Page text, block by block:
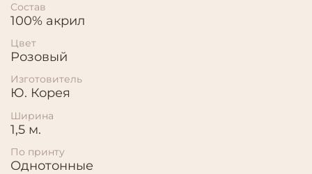
Состав
100% акрил
Цвет
Розовый
Изготовитель
Ю. Корея
Ширина
1,5 м.
По принту
Однотонные